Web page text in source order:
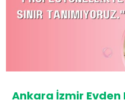
Ankara İzmir